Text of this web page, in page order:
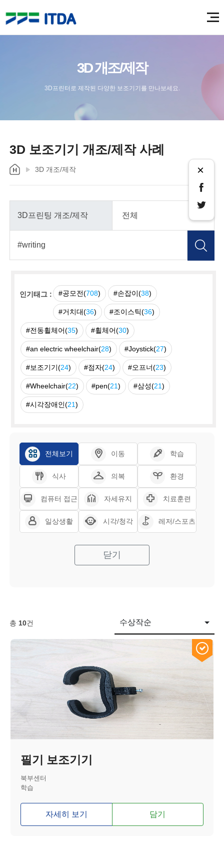
3D 개조/제작
3D프린터로 제작된 다양한 보조기기를 만나보세요.
3D 보조기기 개조/제작 사례
3D 개조/제작 ×
인기태그 : #공모전(708) #손잡이(38)
#거치대(36) #조이스틱(36)
#전동휠체어(35) #휠체어(30)
#an electric wheelchair(28) #Joystick(27)
#보조기기(24) #점자(24) #오프너(23)
#Wheelchair(22) #pen(21) #삼성(21)
#시각장애인(21)
전체보기 이동 학습
식사 의복 환경
컴퓨터 접근 자세유지 치료훈련
일상생활 시각/청각 레저/스포츠
닫기
총 10건 수상작순
필기 보조기기
북부센터
학습
자세히 보기 담기